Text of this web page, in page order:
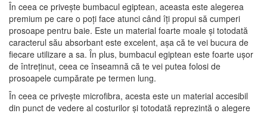
În ceea ce privește bumbacul egiptean, aceasta este alegerea
premium pe care o poți face atunci când îți propui să cumperi
prosoape pentru baie. Este un material foarte moale și totodată
caracterul său absorbant este excelent, așa că te vei bucura de
fiecare utilizare a sa. În plus, bumbacul egiptean este foarte ușor
de întreținut, ceea ce înseamnă că te vei putea folosi de
prosoapele cumpărate pe termen lung.
În ceea ce privește microfibra, acesta este un material accesibil
din punct de vedere al costurilor și totodată reprezintă o alegere